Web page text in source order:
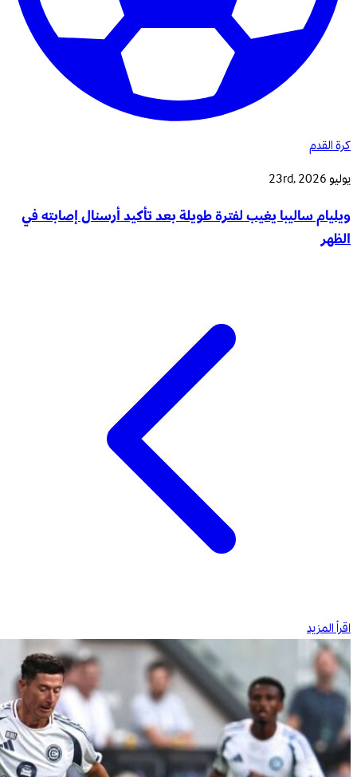
كرة القدم
يوليو 23rd, 2026
ويليام ساليبا يغيب لفترة طويلة بعد تأكيد أرسنال إصابته في
الظهر
اقرأ المزيد